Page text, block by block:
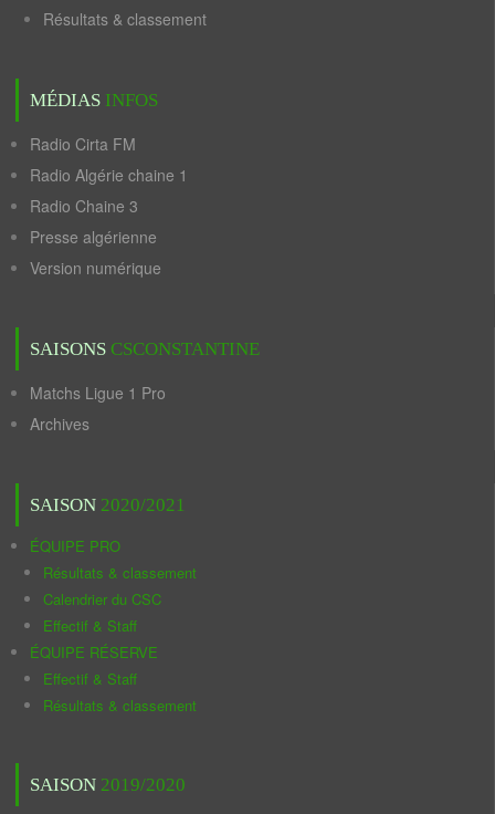
Résultats & classement
MÉDIAS INFOS
Radio Cirta FM
Radio Algérie chaine 1
Radio Chaine 3
Presse algérienne
Version numérique
SAISONS CSCONSTANTINE
Matchs Ligue 1 Pro
Archives
SAISON 2020/2021
ÉQUIPE PRO
Résultats & classement
Calendrier du CSC
Effectif & Staff
ÉQUIPE RÉSERVE
Effectif & Staff
Résultats & classement
SAISON 2019/2020